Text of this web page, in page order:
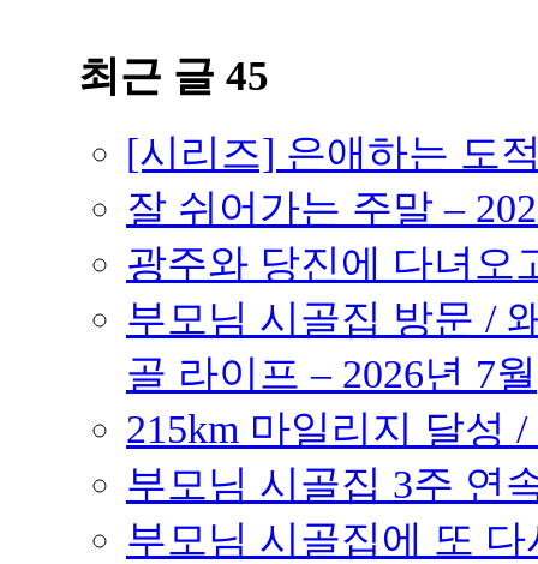
최근 글 45
[시리즈] 은애하는 도
잘 쉬어가는 주말 –
광주와 당진에 다녀오
부모님 시골집 방문 /
골 라이프 – 2026년 7월
215km 마일리지 달성
부모님 시골집 3주 연
부모님 시골집에 또